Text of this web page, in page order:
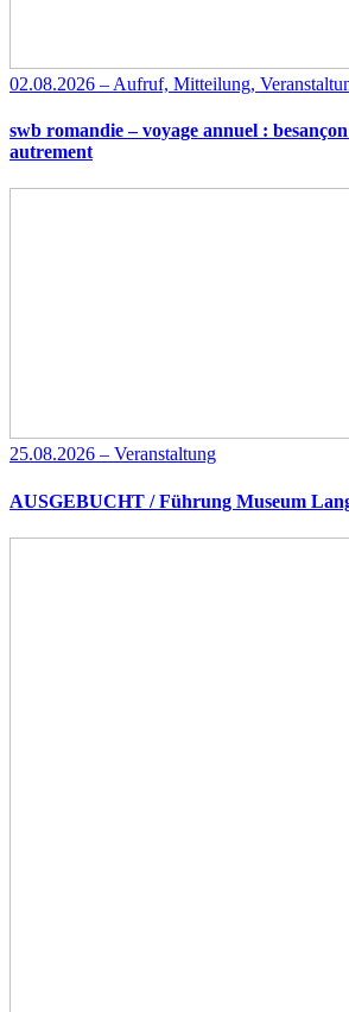
02.08.2026 – Aufruf, Mitteilung,
swb romandie – voyage annuel :
autrement
25.08.2026 – Veranstaltung
AUSGEBUCHT / Führung Museum